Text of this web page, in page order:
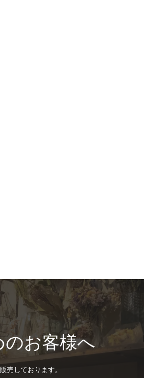
のお客様へ
売しております。